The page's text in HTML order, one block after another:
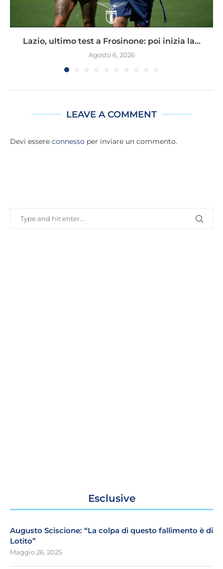
Lazio, ultimo test a Frosinone: poi inizia la...
Agosto 6, 2026
LEAVE A COMMENT
Devi essere connesso per inviare un commento.
Esclusive
Augusto Sciscione: “La colpa di questo fallimento è di
Lotito”
Maggio 26, 2025